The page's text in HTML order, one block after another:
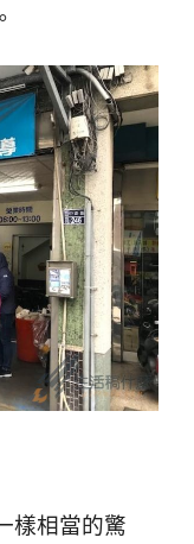
樣相當的驚